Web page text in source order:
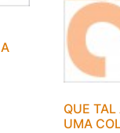
QUE
UMA